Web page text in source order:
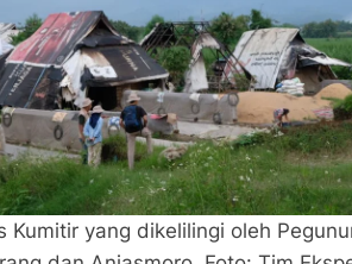
Kumitir yang dikelilingi oleh